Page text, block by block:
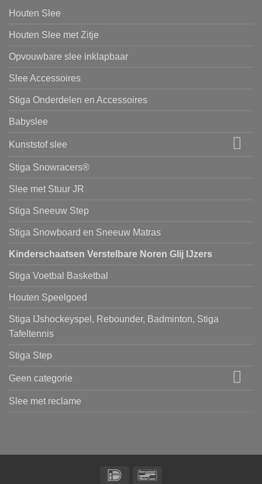
Houten Slee
Houten Slee met Zitje
Opvouwbare slee inklapbaar
Slee Accessoires
Stiga Onderdelen en Accessoires
Babyslee
Kunststof slee
Stiga Snowracers®
Slee met Stuur JR
Stiga Sneeuw Step
Stiga Snowboard en Sneeuw Matras
Kinderschaatsen Verstelbare Noren Glij IJzers
Stiga Voetbal Basketbal
Houten Speelgoed
Stiga IJshockeyspel, Rebounder, Badminton, Stiga
Tafeltennis
Stiga Step
Geen categorie
Slee met reclame
IDeal